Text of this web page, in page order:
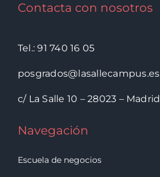
Contacta con nosotros
Tel.: 91 740 16 05
posgrados@lasallecampus.es
c/ La Salle 10 – 28023 – Madrid
Navegación
Escuela de negocios